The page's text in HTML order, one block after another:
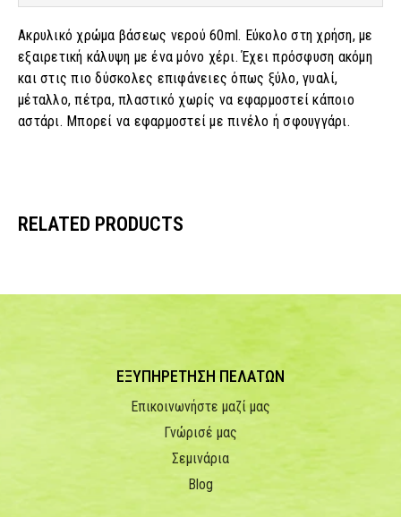
Ακρυλικό χρώμα βάσεως νερού 60ml. Εύκολο στη χρήση, με
εξαιρετική κάλυψη με ένα μόνο χέρι. Έχει πρόσφυση ακόμη
και στις πιο δύσκολες επιφάνειες όπως ξύλο, γυαλί,
μέταλλο, πέτρα, πλαστικό χωρίς να εφαρμοστεί κάποιο
αστάρι. Μπορεί να εφαρμοστεί με πινέλο ή σφουγγάρι.
RELATED PRODUCTS
ΕΞΥΠΗΡΕΤΗΣΗ ΠΕΛΑΤΩΝ
Επικοινωνήστε μαζί μας
Γνώρισέ μας
Σεμινάρια
Blog